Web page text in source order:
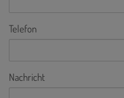
Telefon
Nachricht